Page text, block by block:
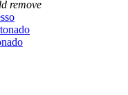
remove